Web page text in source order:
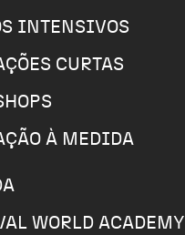
INTENSIVOS
CURTAS
À MEDIDA
WORLD ACADEMY